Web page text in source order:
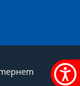
Меню